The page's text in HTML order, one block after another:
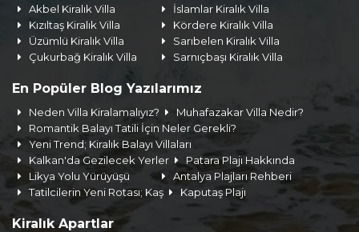
Akbel Kiralık Villa
İslamlar Kiralık Villa
Kızıltaş Kiralık Villa
Kördere Kiralık Villa
Üzümlü Kiralık Villa
Sarıbelen Kiralık Villa
Çukurbağ Kiralık Villa
Sarnıçbaşı Kiralık Villa
En Popüler Blog Yazılarımız
Neden Villa Kiralamalıyız?
Muhafazakar Villa Nedir?
Romantik Balayı Tatili İçin Neler Gerekli?
Yeni Trend; Kiralık Balayı Villaları
Kalkan'da Gezilecek Yerler
Patara Plajı Hakkında
Likya Yolu Yürüyüşü
Antalya Plajları Rehberi
Tatilcilerin Yeni Rotası; Kaş
Kaputaş Plajı
Kiralık Apartlar